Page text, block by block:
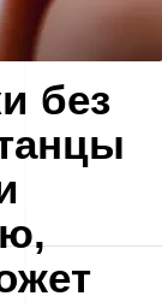
без